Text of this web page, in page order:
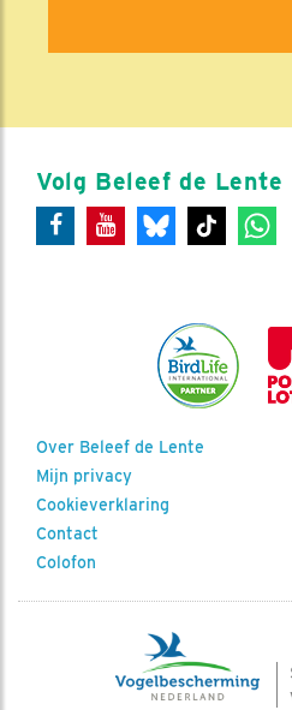
Volg Beleef de Lente
Over Beleef de Lente
Mijn privacy
Cookieverklaring
Contact
Colofon